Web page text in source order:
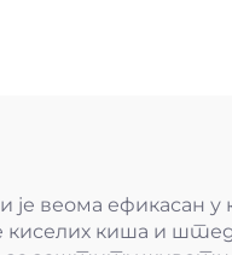
је веома ефикасан
киселих киша и